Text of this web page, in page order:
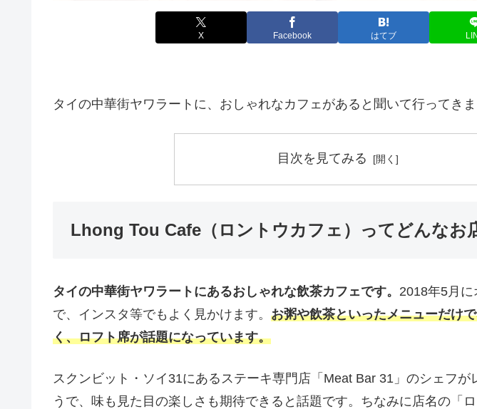
X Facebook はてブ
タイの中華街ヤワラートに、おしゃれなカフェがあると聞いて行ってきま
目次を見てみる
Lhong Tou Cafe（ロントウカフェ）ってどんなお
タイの中華街ヤワラートにあるおしゃれな飲茶カフェです。 2018年5月
で、インスタ等でもよく見かけます。 お粥や飲茶といったメニューだけ
く、ロフト席が話題になっています。
スクンビット・ソイ31にあるステーキ専門店「Meat Bar 31」のシェフが
うで、味も見た目の楽しさも期待できると話題です。ちなみに店名の「